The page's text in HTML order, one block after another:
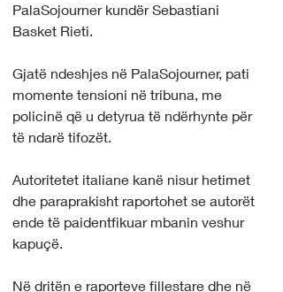
PalaSojourner kundër Sebastiani
Basket Rieti.
Gjatë ndeshjes në PalaSojourner, pati
momente tensioni në tribuna, me
policinë që u detyrua të ndërhynte për
të ndarë tifozët.
Autoritetet italiane kanë nisur hetimet
dhe paraprakisht raportohet se autorët
ende të paidentfikuar mbanin veshur
kapuçë.
Në dritën e raporteve fillestare dhe në